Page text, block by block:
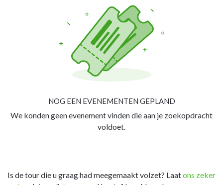
NOG EEN EVENEMENTEN GEPLAND
We konden geen evenement vinden die aan je zoekopdracht
voldoet.
Is de tour die u graag had meegemaakt volzet? Laatons zeker